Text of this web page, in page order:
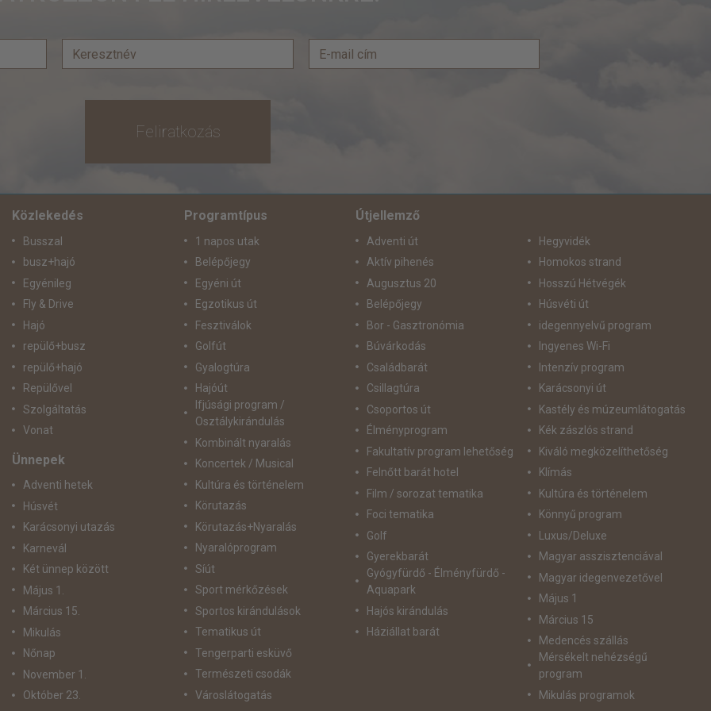
Feliratkozás
Közlekedés
Busszal
busz+hajó
Egyénileg
Fly & Drive
Hajó
repülő+busz
repülő+hajó
Repülővel
Szolgáltatás
Vonat
Ünnepek
Adventi hetek
Húsvét
Karácsonyi utazás
Karnevál
Két ünnep között
Május 1.
Március 15.
Mikulás
Nőnap
November 1.
Október 23.
Programtípus
1 napos utak
Belépőjegy
Egyéni út
Egzotikus út
Fesztiválok
Golfút
Gyalogtúra
Hajóút
Ifjúsági program /
Osztálykirándulás
Kombinált nyaralás
Koncertek / Musical
Kultúra és történelem
Körutazás
Körutazás+Nyaralás
Nyaralóprogram
Síút
Sport mérkőzések
Sportos kirándulások
Tematikus út
Tengerparti esküvő
Természeti csodák
Városlátogatás
Útjellemző
Adventi út
Aktív pihenés
Augusztus 20
Belépőjegy
Bor - Gasztronómia
Búvárkodás
Családbarát
Csillagtúra
Csoportos út
Élményprogram
Fakultatív program lehetőség
Felnőtt barát hotel
Film / sorozat tematika
Foci tematika
Golf
Gyerekbarát
Gyógyfürdő - Élményfürdő -
Aquapark
Hajós kirándulás
Háziállat barát
Hegyvidék
Homokos strand
Hosszú Hétvégék
Húsvéti út
idegennyelvű program
Ingyenes Wi-Fi
Intenzív program
Karácsonyi út
Kastély és múzeumlátogatás
Kék zászlós strand
Kiváló megközelíthetőség
Klímás
Kultúra és történelem
Könnyű program
Luxus/Deluxe
Magyar asszisztenciával
Magyar idegenvezetővel
Május 1
Március 15
Medencés szállás
Mérsékelt nehézségű
program
Mikulás programok